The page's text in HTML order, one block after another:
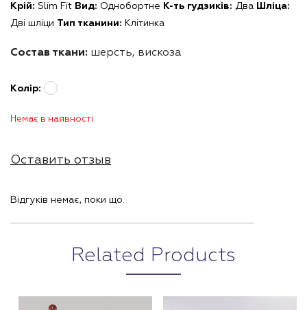
Крій: Slim Fit Вид: Однобортне К-ть гудзиків: Два Шліца:
Дві шліци Тип тканини: Клітинка
Состав ткани: шерсть, вискоза
Колір:
Немає в наявності
Оставить отзыв
Відгуків немає, поки що.
Related Products